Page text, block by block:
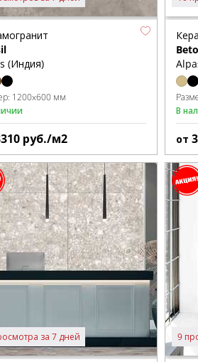
(Индия)
1200x600 мм
руб./м2
В
от
за 7 дней 9